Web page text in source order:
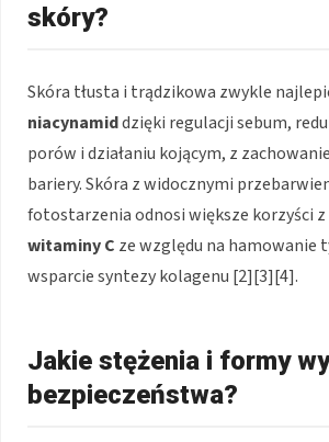
skóry?
Skóra tłusta i trądzikowa zwykle
niacynamiddzięki regulacji sebum,
porów i działaniu kojącym, z
bariery. Skóra z widocznymi
fotostarzenia odnosi większe korzyści
witaminy C ze względu na hamowanie
wsparcie syntezy kolagenu [2][3][4].
Jakie stężenia i formy
bezpieczeństwa?